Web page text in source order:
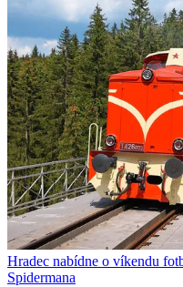
Hradec nabídne o víkendu
Spidermana